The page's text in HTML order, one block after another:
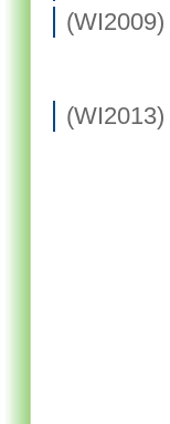
(WI2009)
(WI2013)